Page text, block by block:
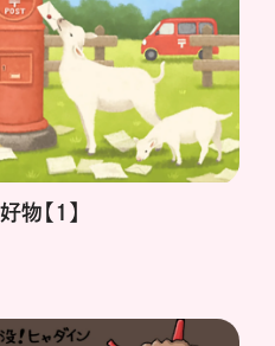
物【1】